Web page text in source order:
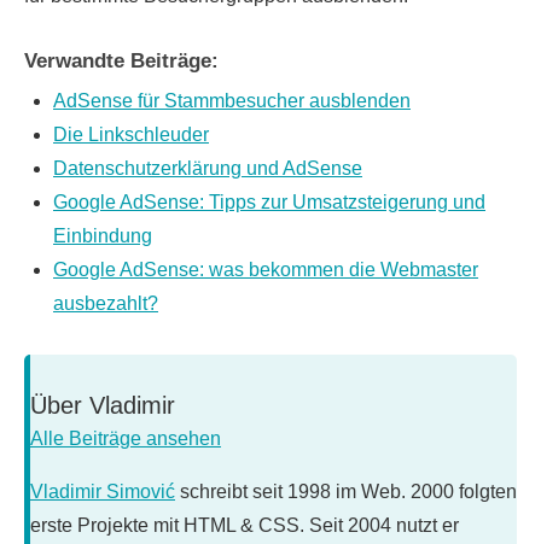
Verwandte Beiträge:
AdSense für Stammbesucher ausblenden
Die Linkschleuder
Datenschutzerklärung und AdSense
Google AdSense: Tipps zur Umsatzsteigerung und
Einbindung
Google AdSense: was bekommen die Webmaster
ausbezahlt?
Über Vladimir
Alle Beiträge ansehen
Vladimir Simović schreibt seit 1998 im Web. 2000 folgten
erste Projekte mit HTML & CSS. Seit 2004 nutzt er